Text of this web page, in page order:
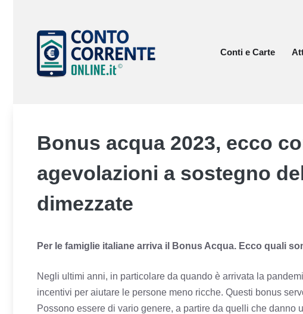
contenuto
Conti e Carte
Bonus acqua 2023, ecco
agevolazioni a sostegno
dimezzate
Per le famiglie italiane arriva il Bonus Acqua. Ecco quali
Negli ultimi anni, in particolare da quando è arrivata la
incentivi per aiutare le persone meno ricche. Questi bonus
Possono essere di vario genere, a partire da quelli che danno